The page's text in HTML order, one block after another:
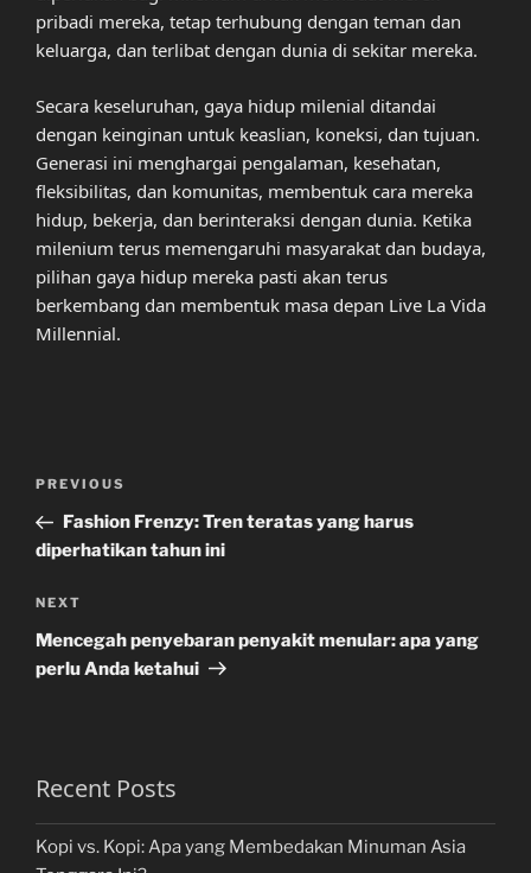
pribadi mereka, tetap terhubung dengan teman dan
keluarga, dan terlibat dengan dunia di sekitar mereka.
Secara keseluruhan, gaya hidup milenial ditandai
dengan keinginan untuk keaslian, koneksi, dan tujuan.
Generasi ini menghargai pengalaman, kesehatan,
fleksibilitas, dan komunitas, membentuk cara mereka
hidup, bekerja, dan berinteraksi dengan dunia. Ketika
milenium terus memengaruhi masyarakat dan budaya,
pilihan gaya hidup mereka pasti akan terus
berkembang dan membentuk masa depan Live La Vida
Millennial.
Previous
Post
PREVIOUS
Fashion Frenzy: Tren teratas yang harus
diperhatikan tahun ini
Next
Post
NEXT
Mencegah penyebaran penyakit menular: apa yang
perlu Anda ketahui
Recent Posts
Kopi vs. Kopi: Apa yang Membedakan Minuman Asia